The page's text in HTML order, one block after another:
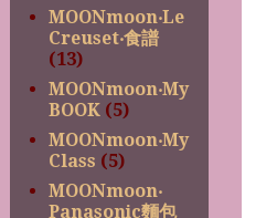
MOONmoon‧Le
Creuset‧食譜
(13)
MOONmoon‧My
BOOK (5)
MOONmoon‧My
Class (5)
MOONmoon‧
Panasonic麵包